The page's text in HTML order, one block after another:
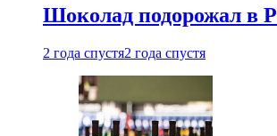
Шоколад подорожал в
2 года спустя2 года спустя